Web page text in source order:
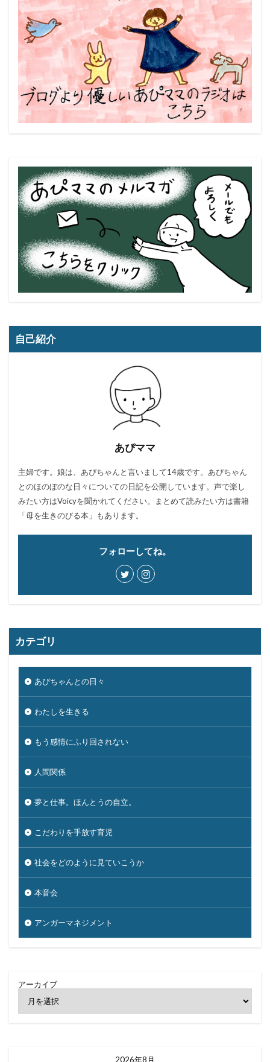
自己紹介
あぴママ
主婦です。娘は、あぴちゃんと言いまして14歳です。あぴちゃん
とのほのぼのな日々についての日記を公開しています。声で楽し
みたい方はVoicyを聞かれてください。まとめて読みたい方は書籍
「母を生きのびる本」もあります。
フォローしてね。
カテゴリ
あぴちゃんとの日々
わたしを生きる
もう感情にふり回されない
人間関係
夢と仕事。ほんとうの自立。
こだわりを手放す育児
社会をどのように見ていこうか
本音会
アンガーマネジメント
アーカイブ
2026年8月